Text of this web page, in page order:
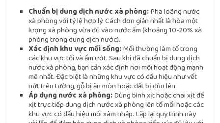
Chuẩn bị dung dịch nước xà phòng:Pha loãng nước
xà phòng với tỷ lệ hợp lý. Cách đơn giản nhất là hòa một
lượng xà phòng vừa đủ vào nước ấm (khoảng 10-20% xà
phòng trong dung dịch nước).
Xác định khu vực mối sống:Mối thường làm tổ trong
các khu vực tối và ẩm ướt. Sau khi đã chuẩn bị dung dịch
nước xà phòng, bạn cần xác định nơi mối hoạt động mạnh
mẽ nhất. Đặc biệt là những khu vực có dấu hiệu như vết
nứt trên tường, gỗ bị ăn mòn hoặc đất bị đùn lên.
Áp dụng nước xà phòng:Dùng bình xịt hoặc chai xịt để
xịt trực tiếp dung dịch nước xà phòng lên tổ mối hoặc các
khu vực có dấu hiệu mối xâm nhập. Lặp lại quy trình này